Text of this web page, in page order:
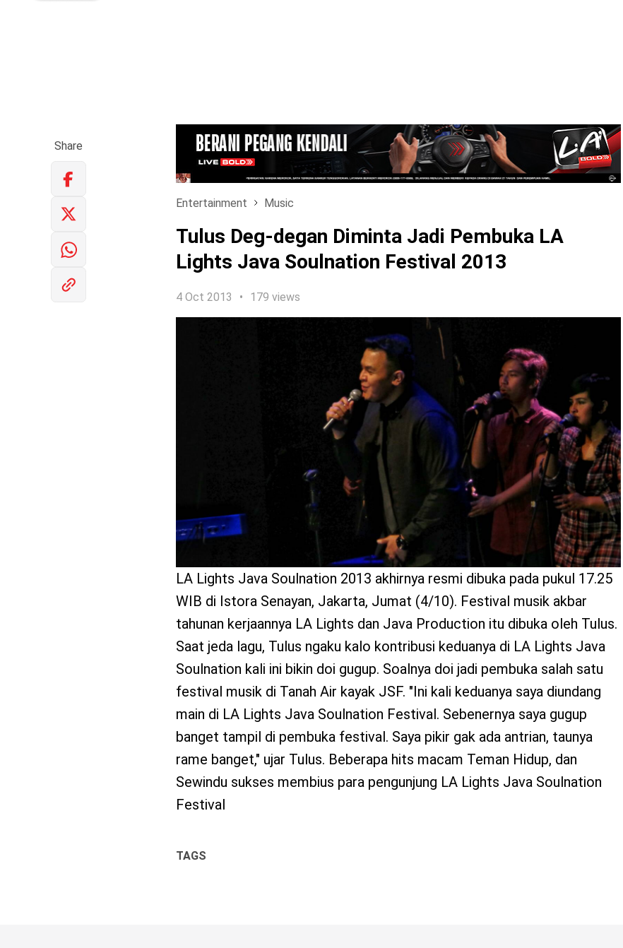
LOGIN
Share
Entertainment Music
Tulus Deg-degan Diminta Jadi Pembuka LA
Lights Java Soulnation Festival 2013
4 Oct 2013 179 views
LA Lights Java Soulnation 2013 akhirnya resmi dibuka pada pukul 17.25
WIB di Istora Senayan, Jakarta, Jumat (4/10). Festival musik akbar
tahunan kerjaannya LA Lights dan Java Production itu dibuka oleh Tulus.
Saat jeda lagu, Tulus ngaku kalo kontribusi keduanya di LA Lights Java
Soulnation kali ini bikin doi gugup. Soalnya doi jadi pembuka salah satu
festival musik di Tanah Air kayak JSF. "Ini kali keduanya saya diundang
main di LA Lights Java Soulnation Festival. Sebenernya saya gugup
banget tampil di pembuka festival. Saya pikir gak ada antrian, taunya
rame banget," ujar Tulus. Beberapa hits macam Teman Hidup, dan
Sewindu sukses membius para pengunjung LA Lights Java Soulnation
Festival
TAGS